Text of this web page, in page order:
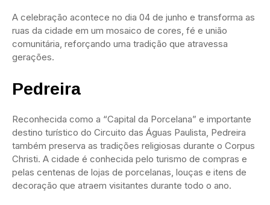
A celebração acontece no dia 04 de junho e transforma as
ruas da cidade em um mosaico de cores, fé e união
comunitária, reforçando uma tradição que atravessa
gerações.
Pedreira
Reconhecida como a “Capital da Porcelana” e importante
destino turístico do Circuito das Águas Paulista, Pedreira
também preserva as tradições religiosas durante o Corpus
Christi. A cidade é conhecida pelo turismo de compras e
pelas centenas de lojas de porcelanas, louças e itens de
decoração que atraem visitantes durante todo o ano.